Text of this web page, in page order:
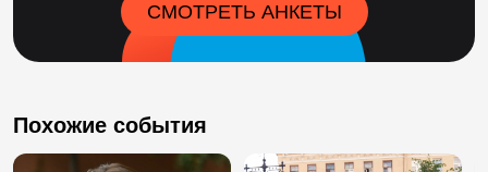
СМОТРЕТЬ АНКЕТЫ
Похожие события